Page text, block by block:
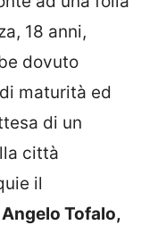
18 anni,
dovuto
maturità ed
di un
città
il
Angelo Tofalo,